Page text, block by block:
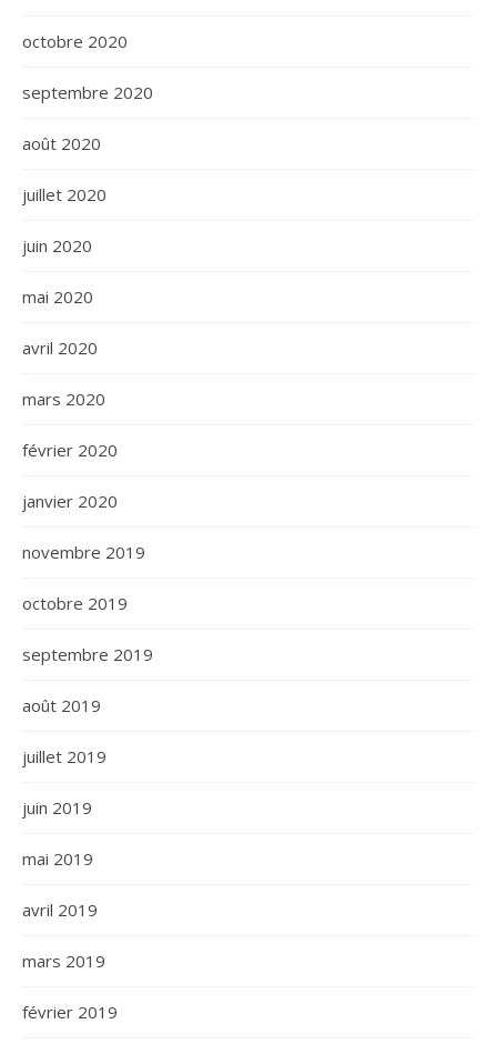
octobre 2020
septembre 2020
août 2020
juillet 2020
juin 2020
mai 2020
avril 2020
mars 2020
février 2020
janvier 2020
novembre 2019
octobre 2019
septembre 2019
août 2019
juillet 2019
juin 2019
mai 2019
avril 2019
mars 2019
février 2019